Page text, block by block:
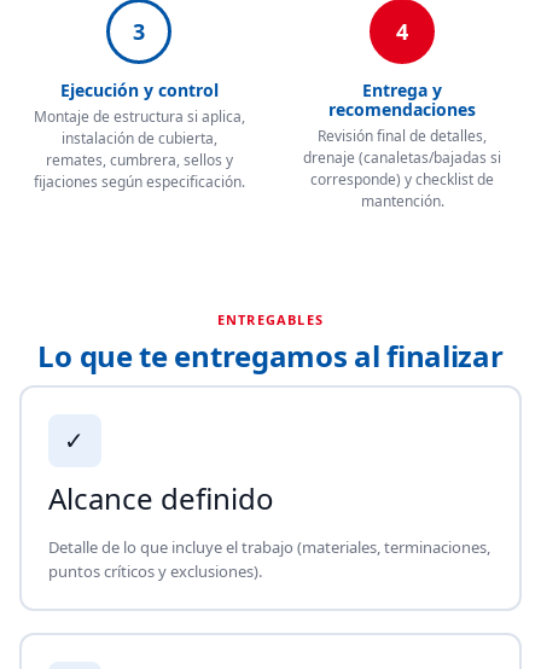
3
Ejecución y control
Montaje de estructura si aplica,
instalación de cubierta,
remates, cumbrera, sellos y
fijaciones según especificación.
4
Entrega y
recomendaciones
Revisión final de detalles,
drenaje (canaletas/bajadas si
corresponde) y checklist de
mantención.
ENTREGABLES
Lo que te entregamos al finalizar
✓
Alcance definido
Detalle de lo que incluye el trabajo (materiales, terminaciones,
puntos críticos y exclusiones).